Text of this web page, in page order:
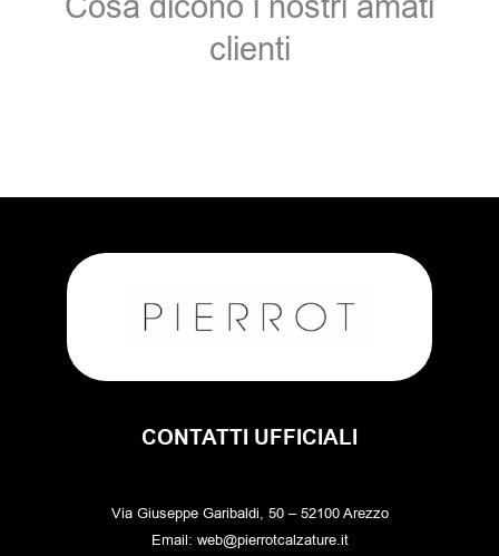
clienti
CONTATTI UFFICIALI
Via Giuseppe Garibaldi, 50 – 52100 Arezzo
Email: web@pierrotcalzature.it